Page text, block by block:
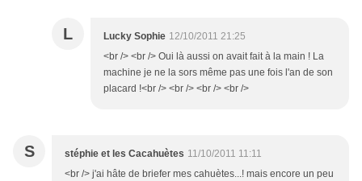
L Lucky Sophie 12/10/2011 21:25
<br /> <br /> Oui là aussi on avait fait à la main ! La
machine je ne la sors même pas une fois l'an de son
placard !<br /> <br /> <br /> <br />
S stéphie et les Cacahuètes 11/10/2011 11:11
<br /> j'ai hâte de briefer mes cahuètes...! mais encore un peu